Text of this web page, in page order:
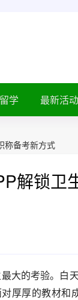
学 最新活动
称备考新方式
解锁卫
大的考验。白
厚厚的教材和